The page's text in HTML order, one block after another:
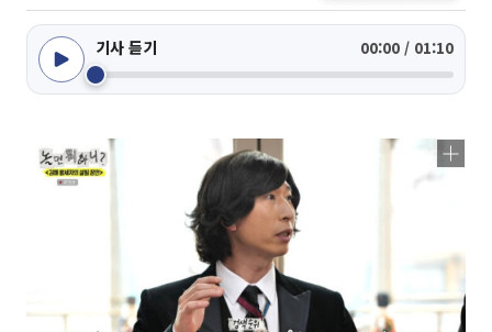
기사 듣기 00:00 / 01:10